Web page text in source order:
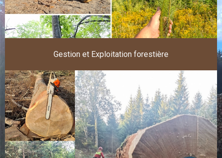
Gestion et Exploitation forestière